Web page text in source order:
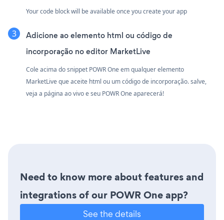
Your code block will be available once you create your app
Adicione ao elemento html ou código de
incorporação no editor MarketLive
Cole acima do snippet POWR One em qualquer elemento
MarketLive que aceite html ou um código de incorporação. salve,
veja a página ao vivo e seu POWR One aparecerá!
Need to know more about features and
integrations of our POWR One app?
See the details